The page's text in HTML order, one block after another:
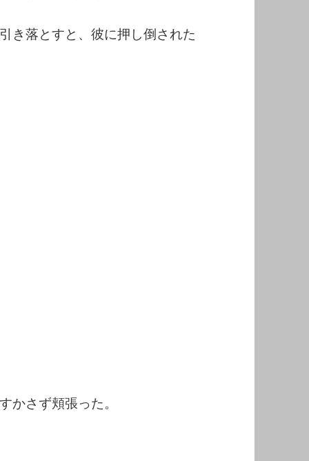
き落とすと、彼に押し倒された
かさず頬張った。